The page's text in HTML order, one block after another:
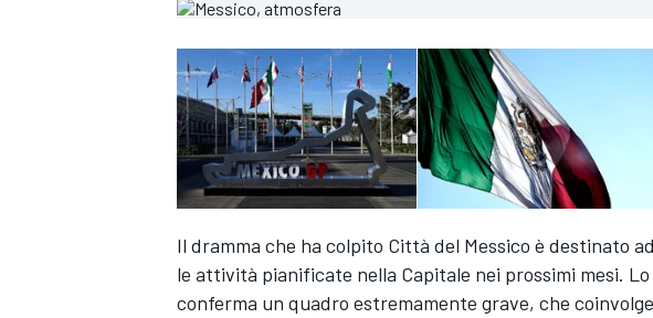
Il dramma che ha colpito Città del Messico è destinato
le attività pianificate nella Capitale nei prossimi mesi.
conferma un quadro estremamente grave, che